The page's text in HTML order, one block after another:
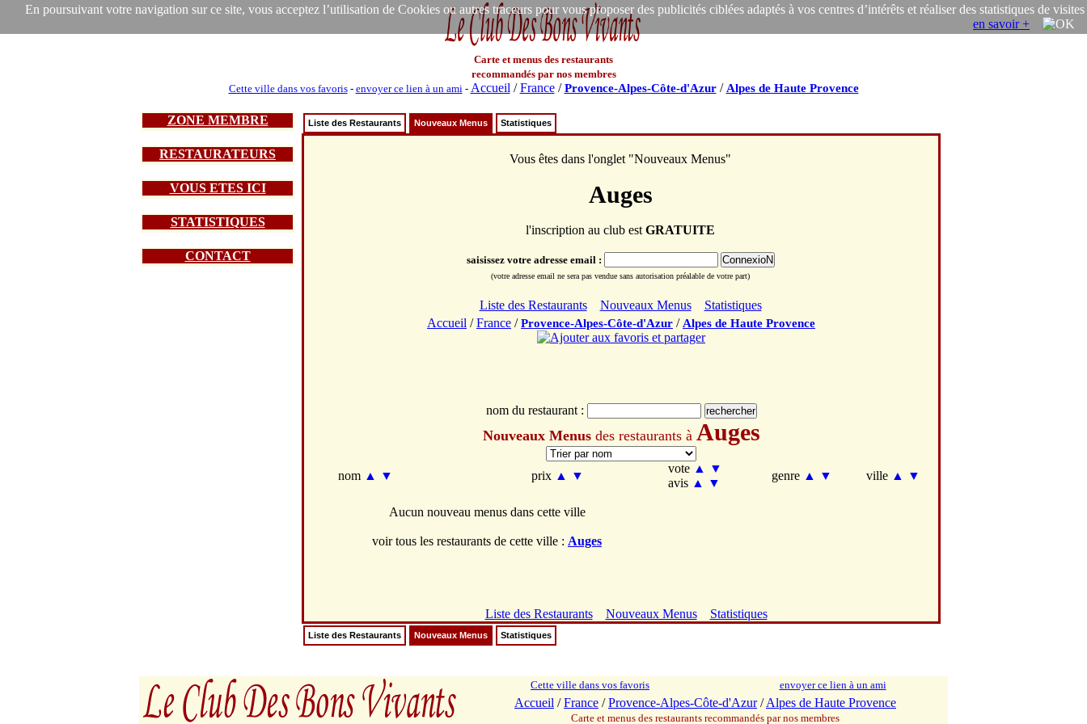
En poursuivant votre navigation sur ce site, vous acceptez l’utilisation de Cookies ou autres traceurs pour vous proposer des publicités ciblées adaptés à vos centres d’intérêts et réaliser des statistiques de visites
en savoir +
Carte et menus des restaurants
recommandés par nos membres
Cette ville dans vos favoris- envoyer ce lien à un ami- Accueil /France/Provence-Alpes-Côte-d'Azur/ Alpes de Haute Provence
ZONE MEMBRE
RESTAURATEURS
VOUS ETES ICI
STATISTIQUES
CONTACT
Liste des Restaurants Nouveaux Menus Statistiques
Vous êtes dans l'onglet "Nouveaux Menus"
Auges
l'inscription au club est GRATUITE
saisissez votre adresse email :
(votre adresse email ne sera pas vendue sans autorisation préalable de votre part)
Liste des Restaurants Nouveaux Menus
Statistiques
Accueil /France /Provence-Alpes-Côte-d'Azur / Alpes de Haute Provence
nom du restaurant :
Nouveaux Menusdes restaurants à Auges
nom ▲ ▼ prix ▲ ▼
vote ▲
▼
avis ▲ ▼
genre ▲ ▼ ville ▲ ▼
Aucun nouveau menus dans cette ville
voir tous les restaurants de cette ville : Auges
Liste des Restaurants Nouveaux Menus Statistiques
Liste des Restaurants Nouveaux Menus Statistiques
Cette ville dans vos favoris envoyer ce lien à un ami
Accueil /France /Provence-Alpes-Côte-d'Azur/Alpes de Haute Provence
Carte et menus des restaurants recommandés par nos membres